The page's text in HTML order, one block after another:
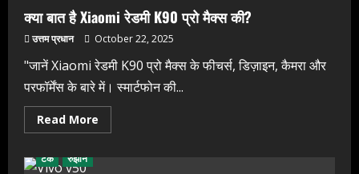
क्या बात है Xiaomi रेडमी K90 प्रो मैक्स की?
उत्तम प्रधान October 22, 2025
"जानें Xiaomi रेडमी K90 प्रो मैक्स के फीचर्स, डिज़ाइन, कैमरा और
परफॉर्मेंस के बारे में। स्मार्टफोन की...
Read More
more
टेक रुझान